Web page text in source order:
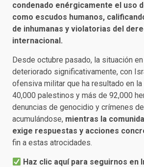
condenado enérgicamente el uso
como escudos humanos,
de inhumanas y violatorias del
internacional.
Desde octubre pasado, la situación
deteriorado significativamente, con
ofensiva militar que ha resultado en
40,000 palestinos y más de 92,000
denuncias de genocidio y crímenes
acumulándose, mientras la
exige respuestas y acciones
fin a estas atrocidades.
Haz clic aquí para seguirnos en